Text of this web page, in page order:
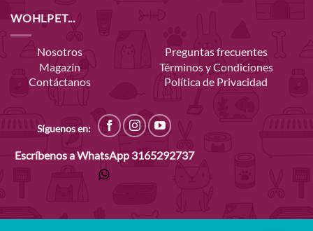
WOHLPET...
Nosotros
Magazín
Contáctanos
Preguntas frecuentes
Términos y Condiciones
Política de Privacidad
Síguenos en:
Escríbenos a WhatsApp 3165292737